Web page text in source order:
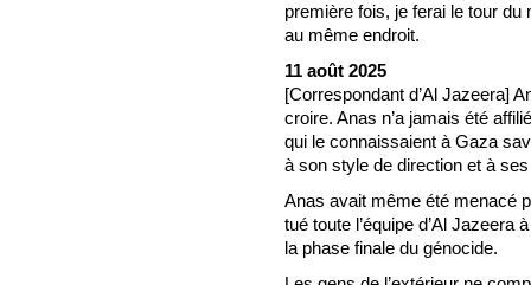
première fois, je ferai le tour
au même endroit.
11 août 2025
[Correspondant d’Al Jazeera]
croire. Anas n’a jamais été
qui le connaissaient à Gaza
à son style de direction et à
Anas avait même été menacé
tué toute l’équipe d’Al
la phase finale du génocide.